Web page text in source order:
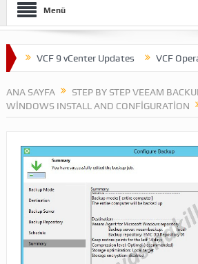
Menü
VCF 9 vCenter Updates VCF
ANA SAYFA
STEP BY STEP VEEAM
WINDOWS INSTALL AND CONFIGURATION